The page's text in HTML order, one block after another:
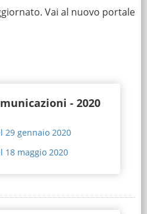
Vai al nuovo portale
- 2020
29 gennaio 2020
18 maggio 2020